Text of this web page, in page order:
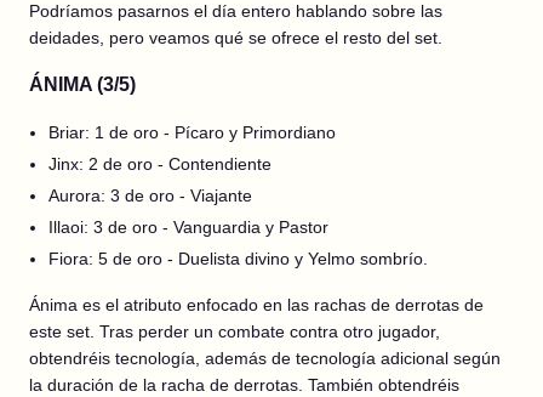
Podríamos pasarnos el día entero hablando sobre las
deidades, pero veamos qué se ofrece el resto del set.
ÁNIMA (3/5)
Briar: 1 de oro - Pícaro y Primordiano
Jinx: 2 de oro - Contendiente
Aurora: 3 de oro - Viajante
Illaoi: 3 de oro - Vanguardia y Pastor
Fiora: 5 de oro - Duelista divino y Yelmo sombrío.
Ánima es el atributo enfocado en las rachas de derrotas de
este set. Tras perder un combate contra otro jugador,
obtendréis tecnología, además de tecnología adicional según
la duración de la racha de derrotas. También obtendréis